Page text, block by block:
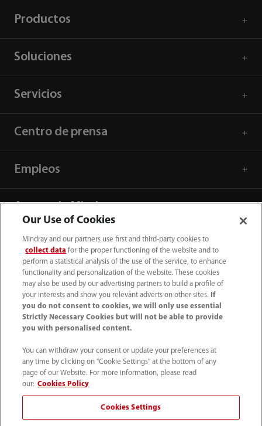
Productos
Soluciones
Servicios
Centro de prensa
Empleos
Acerca de Mindray
Información de contacto
52 55 5661 9450
Our Use of Cookies
Mindray and our partners use first and third-party cookies to
collect data for the proper functioning of the website and to
perform a statistical analysis of the use of the service, to enhance
functionality and personalization of the website. These cookies
may also be used by our advertising partners to build a profile of
your interests and show you relevant adverts on other sites.
If
you do not consent to cookies, we will only use essential
Strictly Necessary Cookies but will not be able to provide
you with personalised content.
You can withdraw your consent or update your preferences at
any time by clicking on "Cookie Settings" at the bottom of any
page of our Website. For more information, please read
our: Cookies Policy
Cookies Settings